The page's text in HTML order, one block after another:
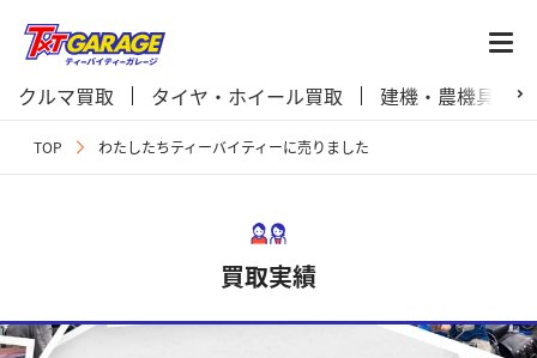
クルマ買取 タイヤ・ホイール買取 建機・農機具買取
TOP わたしたちティーバイティーに売りました
買取実績